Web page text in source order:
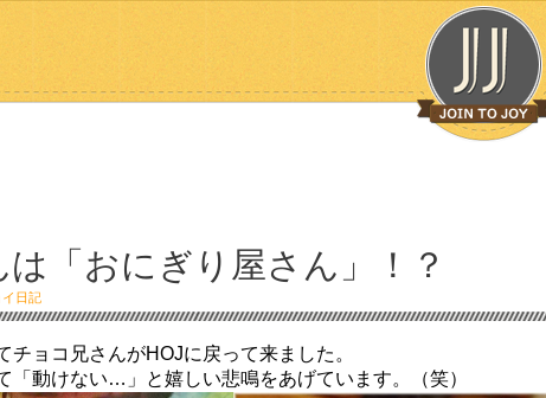
「おにぎり屋さん」！？
日記
チョコ兄さんがHOJに戻って来ました。
「動けない…」と嬉しい悲鳴をあげています。（笑）